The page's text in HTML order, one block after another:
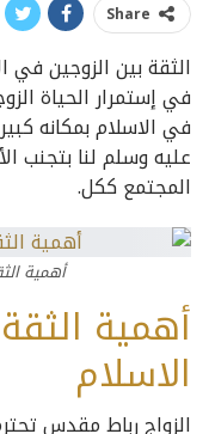
Share
الثقة بين الزوجين في
في إستمرار الحياة
في الاسلام بمكانه
عليه وسلم لنا بتجنب
المجتمع ككل.
أهمية
أهمية
الاسلام
الزواج رباط مقدس